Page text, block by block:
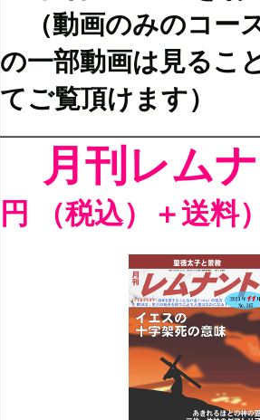
（動画のみのコー
の一部動画は見るこ
てご覧頂けます）
月刊レム
円 （税込）＋送料